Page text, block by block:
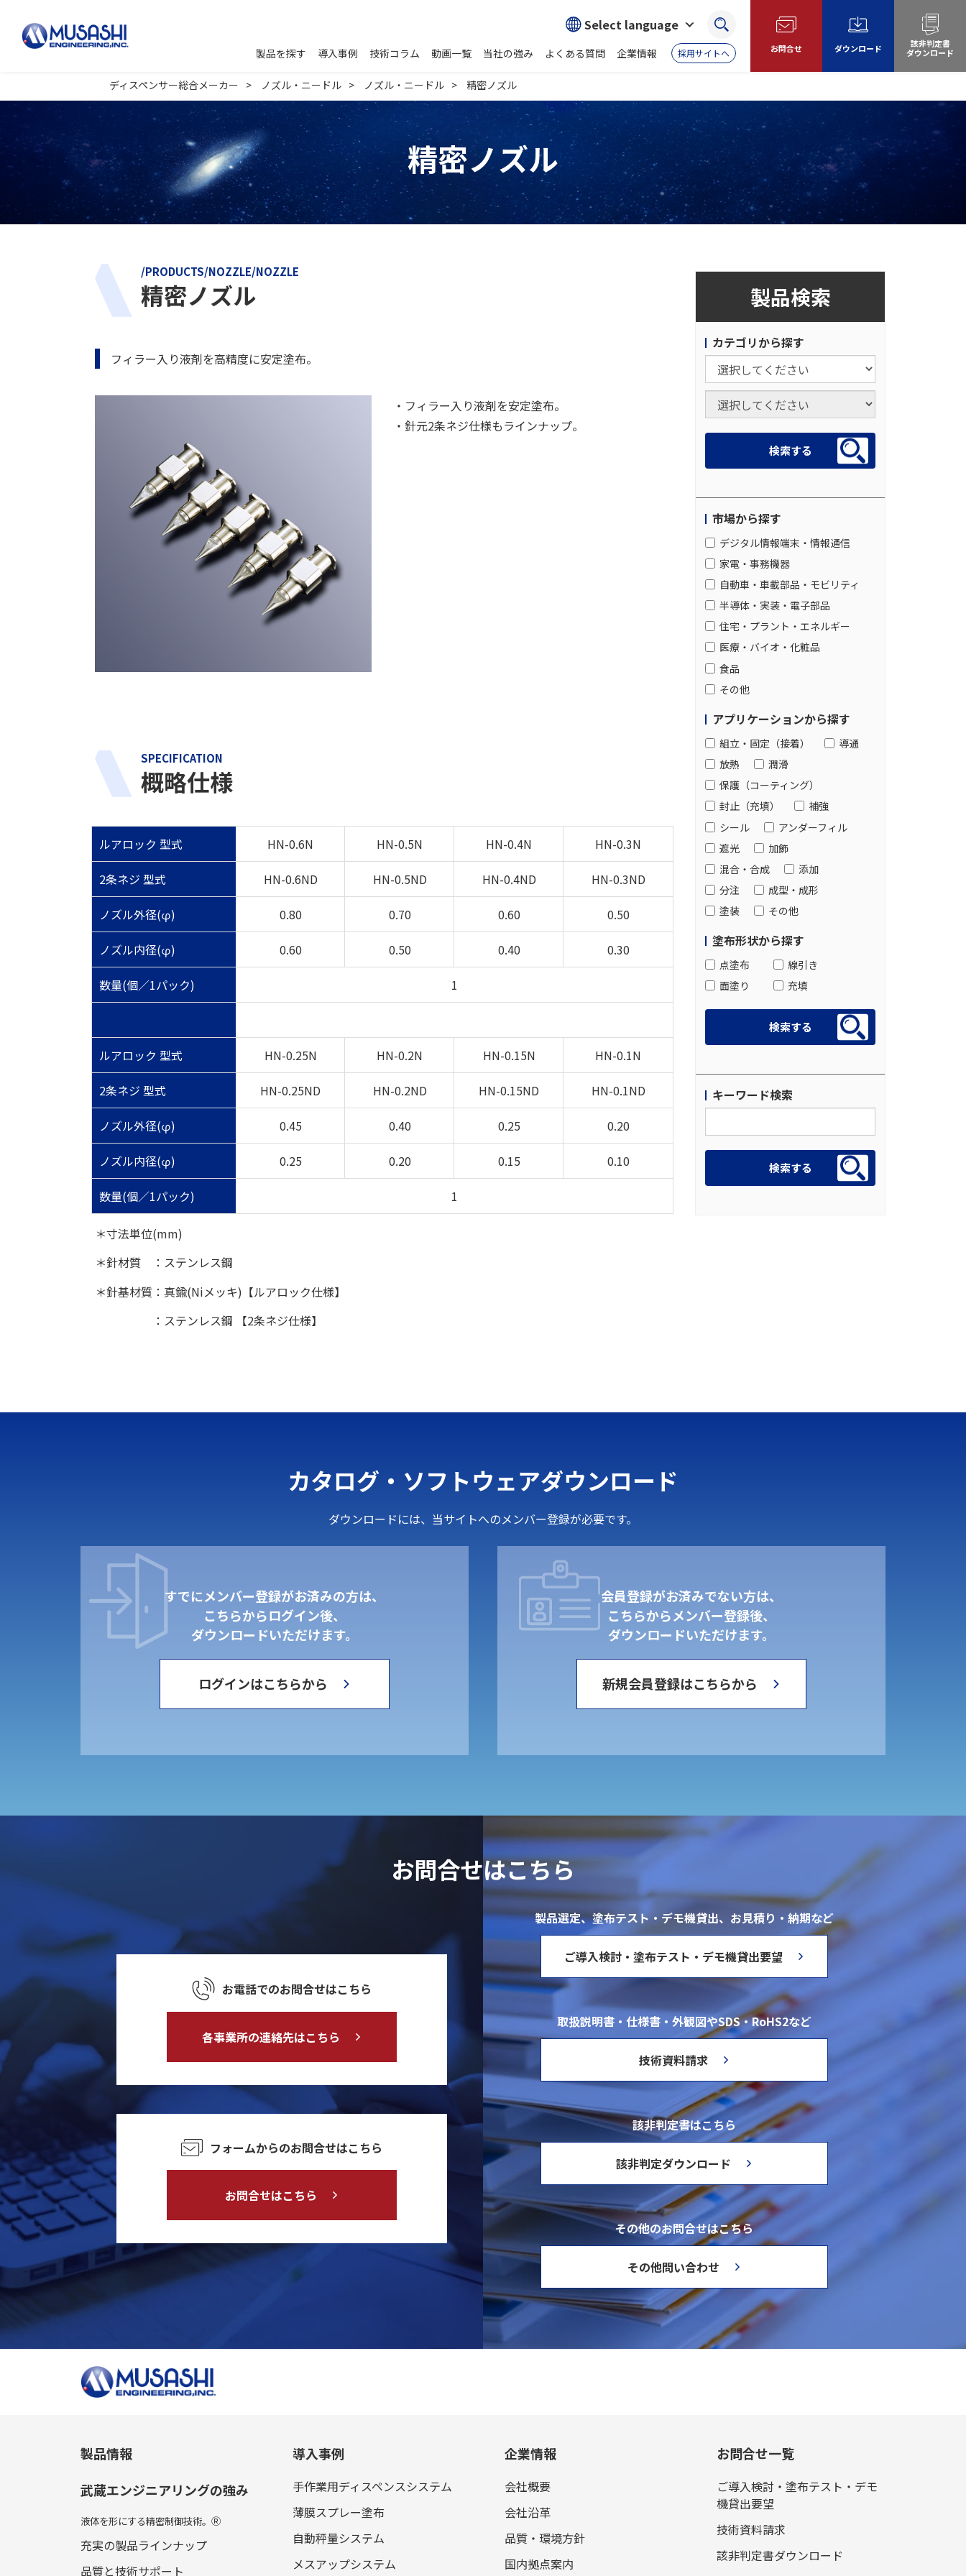
Select language 検索
製品を探す 導入事例 技術コラム 動画一覧 当社の強み よくある質問 企業情報 採用サイトへ お問合せ ダウンロード
該非判定書
ダウンロード
ディスペンサー総合メーカー ノズル・ニードル ノズル・ニードル 精密ノズル
精密ノズル
/PRODUCTS/NOZZLE/NOZZLE
精密ノズル
フィラー入り液剤を高精度に安定塗布。
・フィラー入り液剤を安定塗布。
・針元2条ネジ仕様もラインナップ。
SPECIFICATION
概略仕様
ルアロック 型式 HN-0.6N HN-0.5N HN-0.4N HN-0.3N
2条ネジ 型式 HN-0.6ND HN-0.5ND HN-0.4ND HN-0.3ND
ノズル外径(φ) 0.80 0.70 0.60 0.50
ノズル内径(φ) 0.60 0.50 0.40 0.30
数量(個／1パック) 1
ルアロック 型式 HN-0.25N HN-0.2N HN-0.15N HN-0.1N
2条ネジ 型式 HN-0.25ND HN-0.2ND HN-0.15ND HN-0.1ND
ノズル外径(φ) 0.45 0.40 0.25 0.20
ノズル内径(φ) 0.25 0.20 0.15 0.10
数量(個／1パック) 1
＊寸法単位(mm)
＊針材質 ：ステンレス鋼
＊針基材質：真鍮(Niメッキ)【ルアロック仕様】
：ステンレス鋼 【2条ネジ仕様】
製品検索
カテゴリから探す
市場から探す
デジタル情報端末・情報通信
家電・事務機器
自動車・車載部品・モビリティ
半導体・実装・電子部品
住宅・プラント・エネルギー
医療・バイオ・化粧品
食品
その他
アプリケーションから探す
組立・固定（接着）
導通
放熱
潤滑
保護（コーティング）
封止（充填）
補強
シール
アンダーフィル
遮光
加飾
混合・合成
添加
分注
成型・成形
塗装
その他
塗布形状から探す
点塗布
線引き
面塗り
充填
キーワード検索
カタログ・ソフトウェアダウンロード
ダウンロードには、当サイトへのメンバー登録が必要です。
すでにメンバー登録がお済みの方は、
こちらからログイン後、
ダウンロードいただけます。
ログインはこちらから
会員登録がお済みでない方は、
こちらからメンバー登録後、
ダウンロードいただけます。
新規会員登録はこちらから
お問合せはこちら
お電話でのお問合せはこちら
各事業所の連絡先はこちら
フォームからのお問合せはこちら
お問合せはこちら
製品選定、塗布テスト・デモ機貸出、お見積り・納期など
ご導入検討・塗布テスト・デモ機貸出要望
取扱説明書・仕様書・外観図やSDS・RoHS2など
技術資料請求
該非判定書はこちら
該非判定ダウンロード
その他のお問合せはこちら
その他問い合わせ
製品情報
武蔵エンジニアリングの強み
液体を形にする精密制御技術。 Ⓡ
充実の製品ラインナップ
品質と技術サポート
導入事例
手作業用ディスペンスシステム
薄膜スプレー塗布
自動秤量システム
メスアップシステム
企業情報
会社概要
会社沿革
品質・環境方針
国内拠点案内
お問合せ一覧
ご導入検討・塗布テスト・デモ
機貸出要望
技術資料請求
該非判定書ダウンロード